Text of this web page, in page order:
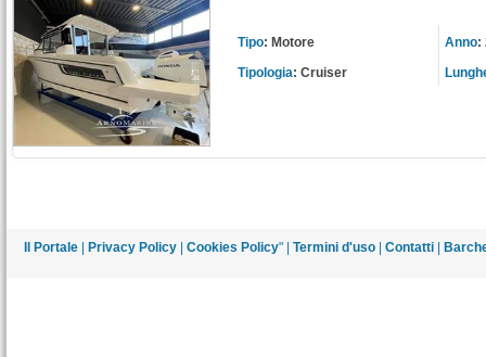
Tipo: Motore
Tipologia: Cruiser
Anno:
Il Portale| Privacy Policy| Cookies Policy" | Termini d'uso| Contatti|